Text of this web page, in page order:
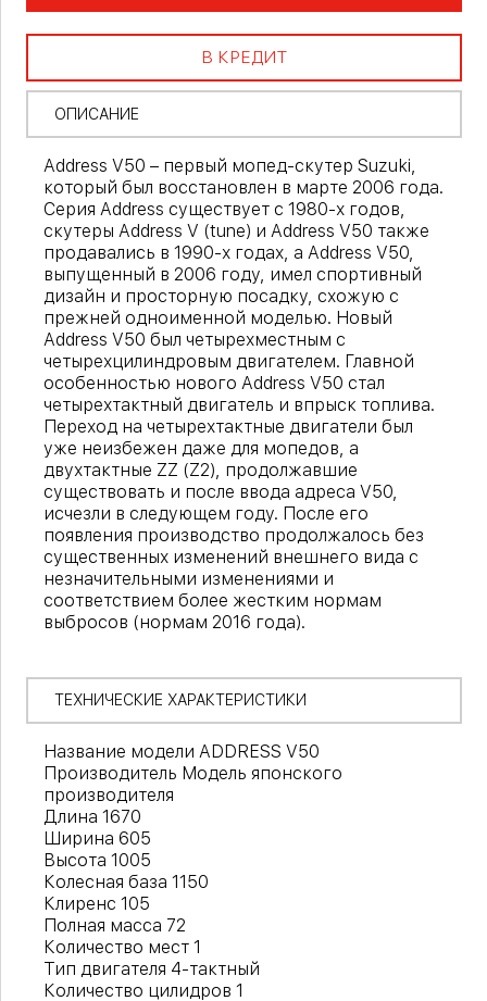
В КРЕДИТ
ОПИСАНИЕ
Address V50 – первый мопед-скутер Suzuki,
который был восстановлен в марте 2006 года.
Серия Address существует с 1980-х годов,
скутеры Address V (tune) и Address V50 также
продавались в 1990-х годах, а Address V50,
выпущенный в 2006 году, имел спортивный
дизайн и просторную посадку, схожую с
прежней одноименной моделью. Новый
Address V50 был четырехместным с
четырехцилиндровым двигателем. Главной
особенностью нового Address V50 стал
четырехтактный двигатель и впрыск топлива.
Переход на четырехтактные двигатели был
уже неизбежен даже для мопедов, а
двухтактные ZZ (Z2), продолжавшие
существовать и после ввода адреса V50,
исчезли в следующем году. После его
появления производство продолжалось без
существенных изменений внешнего вида с
незначительными изменениями и
соответствием более жестким нормам
выбросов (нормам 2016 года).
ТЕХНИЧЕСКИЕ ХАРАКТЕРИСТИКИ
Название модели ADDRESS V50
Производитель Модель японского
производителя
Длина 1670
Ширина 605
Высота 1005
Колесная база 1150
Клиренс 105
Полная масса 72
Количество мест 1
Тип двигателя 4-тактный
Количество цилидров 1